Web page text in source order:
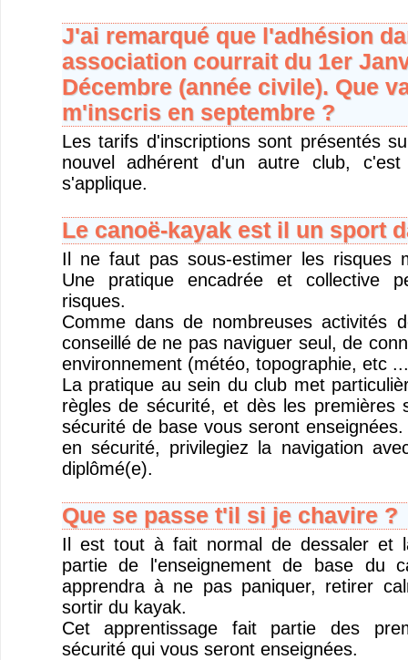
J'ai remarqué que l'adhésion
association courrait du 1er
Décembre (année civile). Que
m'inscris en septembre ?
Les tarifs d'inscriptions sont présentés
nouvel adhérent d'un autre club,
s'applique.
Le canoë-kayak est il un sport
Il ne faut pas sous-estimer les risques
Une pratique encadrée et collective
risques.
Comme dans de nombreuses activités
conseillé de ne pas naviguer seul, de
environnement (météo, topographie, etc
La pratique au sein du club met
règles de sécurité, et dès les premières
sécurité de base vous seront
en sécurité, privilegiez la navigation
diplômé(e).
Que se passe t'il si je chavire ?
Il est tout à fait normal de dessaler et
partie de l'enseignement de base du
apprendra à ne pas paniquer, retirer
sortir du kayak.
Cet apprentissage fait partie des
sécurité qui vous seront enseignées.